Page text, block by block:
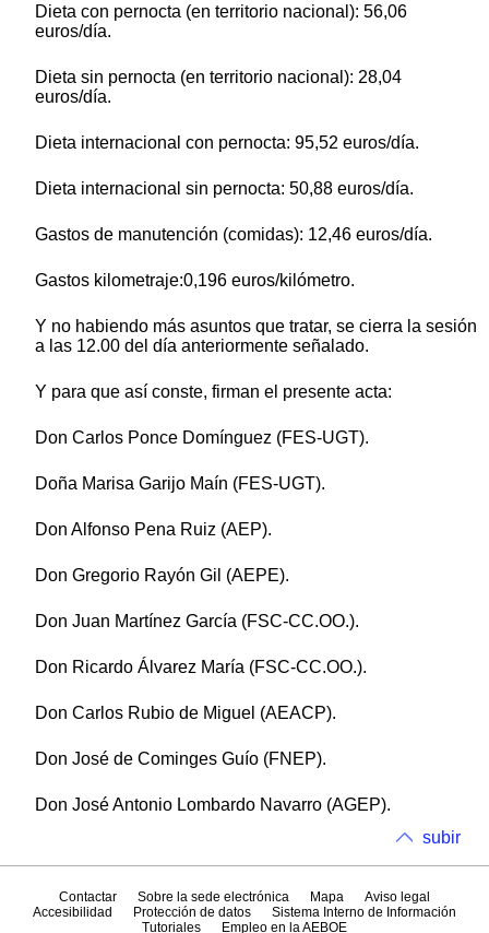
Dieta con pernocta (en territorio nacional): 56,06
euros/día.
Dieta sin pernocta (en territorio nacional): 28,04
euros/día.
Dieta internacional con pernocta: 95,52 euros/día.
Dieta internacional sin pernocta: 50,88 euros/día.
Gastos de manutención (comidas): 12,46 euros/día.
Gastos kilometraje:0,196 euros/kilómetro.
Y no habiendo más asuntos que tratar, se cierra la sesión
a las 12.00 del día anteriormente señalado.
Y para que así conste, firman el presente acta:
Don Carlos Ponce Domínguez (FES-UGT).
Doña Marisa Garijo Maín (FES-UGT).
Don Alfonso Pena Ruiz (AEP).
Don Gregorio Rayón Gil (AEPE).
Don Juan Martínez García (FSC-CC.OO.).
Don Ricardo Álvarez María (FSC-CC.OO.).
Don Carlos Rubio de Miguel (AEACP).
Don José de Cominges Guío (FNEP).
Don José Antonio Lombardo Navarro (AGEP).
subir
Contactar Sobre la sede electrónica Mapa
Aviso legal
Accesibilidad
Protección de datos
Sistema Interno de Información
Tutoriales
Empleo en la AEBOE